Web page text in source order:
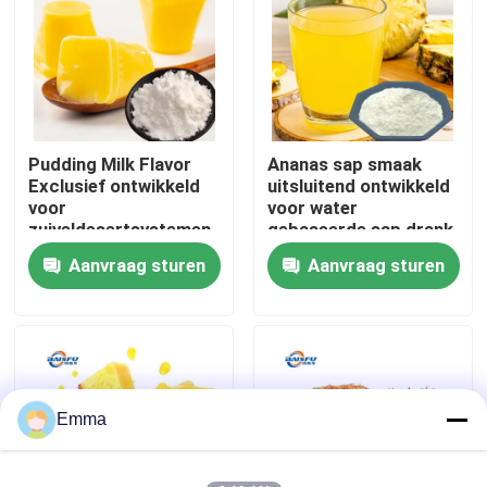
VR-show
Over ons
Fabriekstocht
Kwaliteitscontrole
Nieuws
Pudding Milk Flavor
Exclusief ontwikkeld
voor
zuiveldesertsystemen
zoals puddingmousse
en melkgele met een
zachte melkverbinding
Aanvraag sturen
Ananas sap smaak
uitsluitend ontwikkeld
voor water
gebaseerde sap drank
systemen met een
hoog wateroplosbare
heldere formule het
sappige zuur-zoete
Aanvraag sturen
Emma